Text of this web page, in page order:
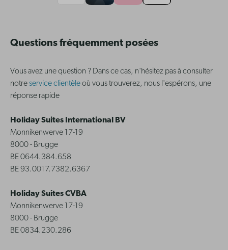
Questions fréquemment posées
Vous avez une question ? Dans ce cas, n'hésitez pas à consulter
notreservice clientèleoù vous trouverez, nous l'espérons, une
réponse rapide
Holiday Suites International BV
Monnikenwerve 17-19
8000 - Brugge
BE 0644.384.658
BE 93.0017.7382.6367
Holiday Suites CVBA
Monnikenwerve 17-19
8000 - Brugge
BE 0834.230.286